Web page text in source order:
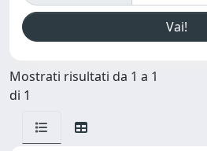
Mostrati risultati da 1 a 1
di 1